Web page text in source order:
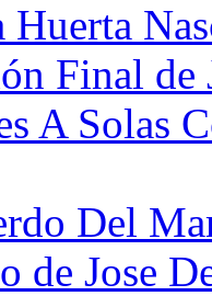
Huerta
Final
A Solas
Del
de Jose